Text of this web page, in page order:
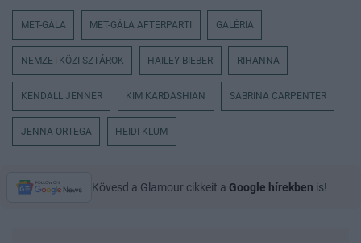
MET-GÁLA MET-GÁLA AFTERPARTI GALÉRIA
NEMZETKÖZI SZTÁROK HAILEY BIEBER RIHANNA
KENDALL JENNER KIM KARDASHIAN SABRINA CARPENTER
JENNA ORTEGA HEIDI KLUM
Kövesd a Glamour cikkeit a Google hírekben is!